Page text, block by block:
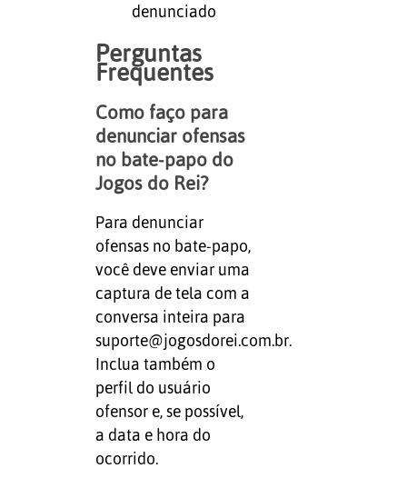
denunciado
Perguntas
Frequentes
Como faço para
denunciar ofensas
no bate-papo do
Jogos do Rei?
Para denunciar
ofensas no bate-papo,
você deve enviar uma
captura de tela com a
conversa inteira para
suporte@jogosdorei.com.br.
Inclua também o
perfil do usuário
ofensor e, se possível,
a data e hora do
ocorrido.